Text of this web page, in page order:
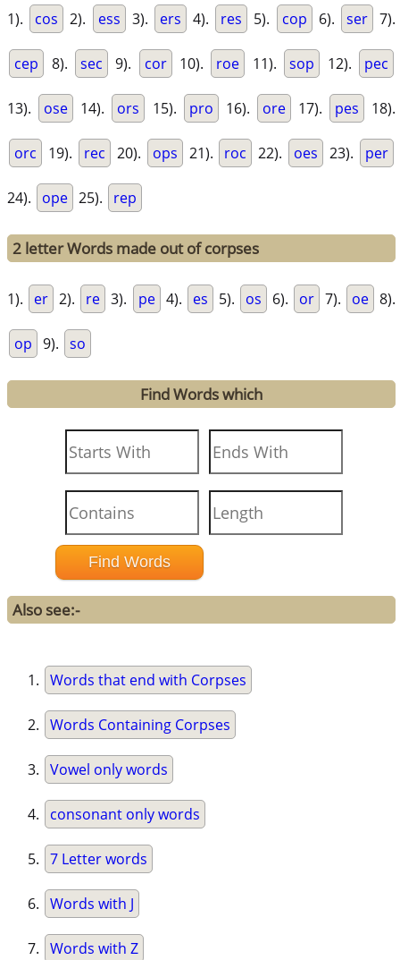
1). cos 2). ess 3). ers 4). res 5). cop 6). ser 7).
cep 8). sec 9). cor 10). roe 11). sop 12). pec
13). ose 14). ors 15). pro 16). ore 17). pes 18).
orc 19). rec 20). ops 21). roc 22). oes 23). per
24). ope 25). rep
2 letter Words made out of corpses
1). er 2). re 3). pe 4). es 5). os 6). or 7). oe 8).
op 9). so
Find Words which
Also see:-
Words that end with Corpses
Words Containing Corpses
Vowel only words
consonant only words
7 Letter words
Words with J
Words with Z